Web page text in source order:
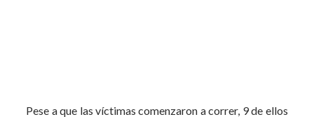
Pese a que las víctimas comenzaron a correr, 9 de ellos